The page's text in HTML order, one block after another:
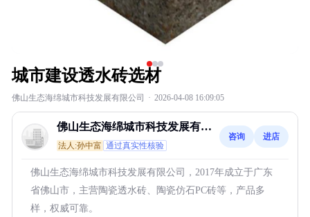
城市建设透水砖选材
佛山生态海绵城市科技发展有限公司 · 2026-04-08 16:09:05
佛山生态海绵城市科技发展有限
公司
法人:孙中富 通过真实性核验
咨询 进店
佛山生态海绵城市科技发展有限公司，2017年成立于广东
省佛山市，主营陶瓷透水砖、陶瓷仿石PC砖等，产品多
样，权威可靠。